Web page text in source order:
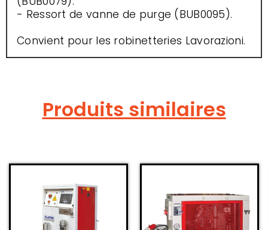
- Ressort de vanne de purge (BUB0095).
Convient pour les robinetteries Lavorazioni.
Produits similaires